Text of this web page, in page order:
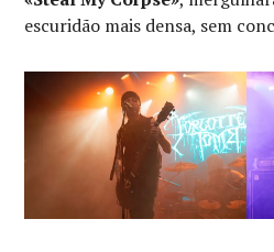
escuridão mais densa, sem